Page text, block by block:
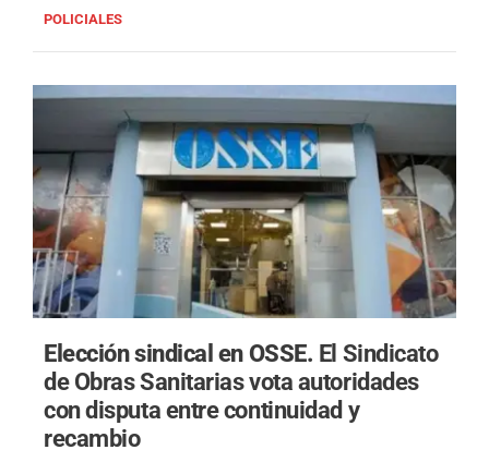
POLICIALES
Elección sindical en OSSE. El Sindicato
de Obras Sanitarias vota autoridades
con disputa entre continuidad y
recambio